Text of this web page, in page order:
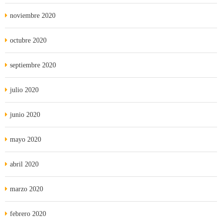
noviembre 2020
octubre 2020
septiembre 2020
julio 2020
junio 2020
mayo 2020
abril 2020
marzo 2020
febrero 2020